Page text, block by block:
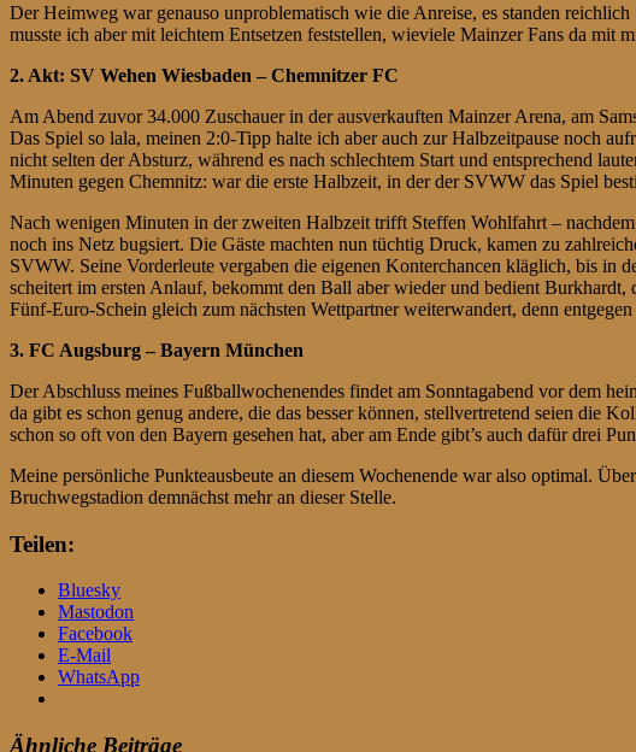
Der Heimweg war genauso unproblematisch wie die Anreise, es standen
musste ich aber mit leichtem Entsetzen feststellen, wieviele Mainzer Fans da mit
2. Akt: SV Wehen Wiesbaden – Chemnitzer FC
Am Abend zuvor 34.000 Zuschauer in der ausverkauften Mainzer Arena, am
Das Spiel so lala, meinen 2:0-Tipp halte ich aber auch zur Halbzeitpause noch
nicht selten der Absturz, während es nach schlechtem Start und entsprechend
Minuten gegen Chemnitz: war die erste Halbzeit, in der der SVWW das Spiel
Nach wenigen Minuten in der zweiten Halbzeit trifft Steffen Wohlfahrt –
noch ins Netz bugsiert. Die Gäste machten nun tüchtig Druck, kamen zu
SVWW. Seine Vorderleute vergaben die eigenen Konterchancen kläglich, bis in
scheitert im ersten Anlauf, bekommt den Ball aber wieder und bedient
Fünf-Euro-Schein gleich zum nächsten Wettpartner weiterwandert, denn
3. FC Augsburg – Bayern München
Der Abschluss meines Fußballwochenendes findet am Sonntagabend vor dem
da gibt es schon genug andere, die das besser können, stellvertretend seien die
schon so oft von den Bayern gesehen hat, aber am Ende gibt’s auch dafür drei
Meine persönliche Punkteausbeute an diesem Wochenende war also optimal.
Bruchwegstadion demnächst mehr an dieser Stelle.
Teilen:
Bluesky
Mastodon
Facebook
E-Mail
WhatsApp
Ähnliche Beiträge